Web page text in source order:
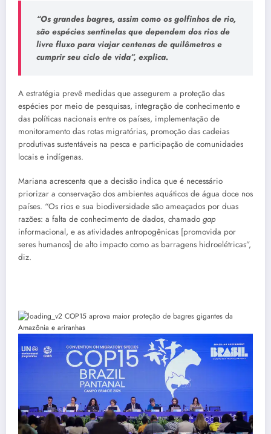
“Os grandes bagres, assim como os golfinhos de rio,
são espécies sentinelas que dependem dos rios de
livre fluxo para viajar centenas de quilômetros e
cumprir seu ciclo de vida”, explica.
A estratégia prevê medidas que assegurem a proteção das
espécies por meio de pesquisas, integração de conhecimento e
das políticas nacionais entre os países, implementação de
monitoramento das rotas migratórias, promoção das cadeias
produtivas sustentáveis na pesca e participação de comunidades
locais e indígenas.
Mariana acrescenta que a decisão indica que é necessário
priorizar a conservação dos ambientes aquáticos de água doce nos
países. “Os rios e sua biodiversidade são ameaçados por duas
razões: a falta de conhecimento de dados, chamado gap
informacional, e as atividades antropogênicas [promovida por
seres humanos] de alto impacto como as barragens hidroelétricas”,
diz.